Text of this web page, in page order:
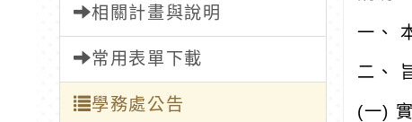
相關計畫與說明
常用表單下載
學務處公告
一、
二、
(一)